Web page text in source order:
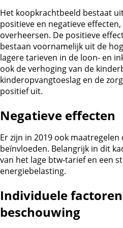
Het koopkrachtbeeld bestaat
positieve en negatieve
overheersen. De positieve
bestaan voornamelijk uit de
lagere tarieven in de loon- en
ook de verhoging van de
kinderopvangtoeslag en de
positief uit.
Negatieve effecten
Er zijn in 2019 ook
beïnvloeden. Belangrijk in dit
van het lage btw-tarief en een
energiebelasting.
Individuele
beschouwing